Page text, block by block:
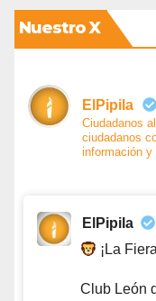
Nuestro X
ElPipila
Ciudadanos
ciudadanos
información y
ElPipila
¡La
Club León